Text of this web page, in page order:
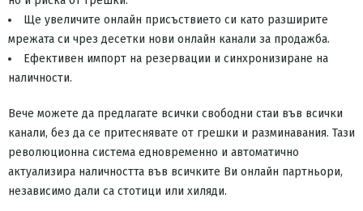
Ще увеличите онлайн присъствието си като разширите
мрежата си чрез десетки нови онлайн канали за продажба.
Ефективен импорт на резервации и синхронизиране на
наличности.
Вече можете да предлагате всички свободни стаи във всички
канали, без да се притеснявате от грешки и разминавания. Тази
революционна система едновременно и автоматично
актуализира наличността във всичките Ви онлайн партньори,
независимо дали са стотици или хиляди.